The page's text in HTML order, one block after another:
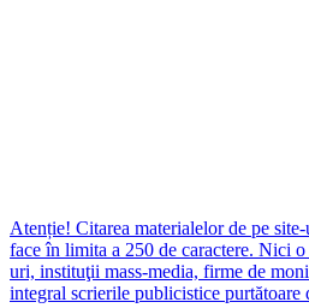
Atenție! Citarea materialelor de pe
face în limita a 250 de caractere. Nici
uri, instituţii mass-media, firme de
integral scrierile publicistice purtătoare